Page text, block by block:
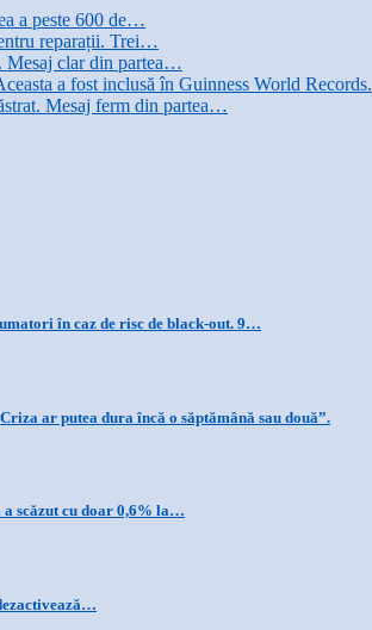
a peste 600 de…
reparații. Trei…
Mesaj clar din partea…
a fost inclusă în Guinness World Records.
Mesaj ferm din partea…
în caz de risc de black-out. 9…
ar putea dura încă o săptămână sau două”.
a scăzut cu doar 0,6% la…